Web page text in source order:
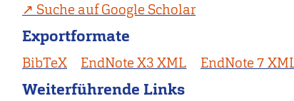
Suche auf Google Scholar
Exportformate
BibTeX EndNote X3 XML EndNote 7
Weiterführende Links